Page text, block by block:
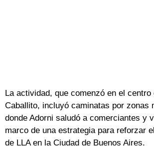
La actividad, que comenzó en el
Caballito, incluyó caminatas por zonas
donde Adorni saludó a comerciantes y
marco de una estrategia para reforzar
de LLA en la Ciudad de Buenos Aires.